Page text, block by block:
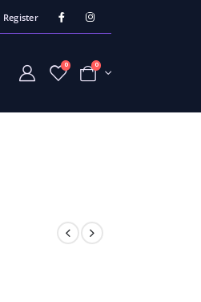
Register
0 0